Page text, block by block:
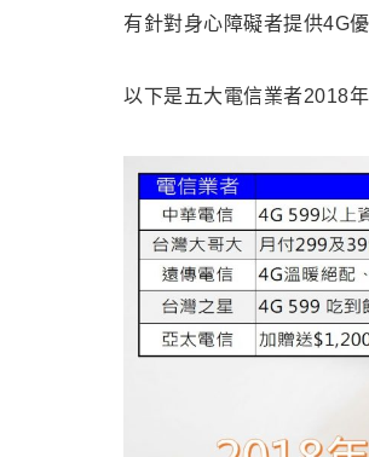
有針對身心障礙者提供4G
以下是五大電信業者2018